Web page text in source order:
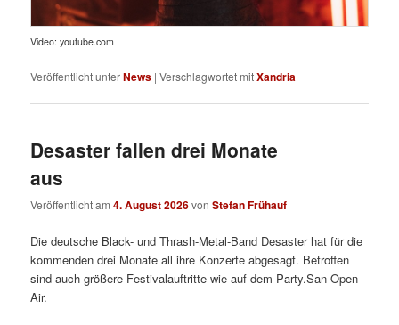
Video: youtube.com
Veröffentlicht unterNews |Verschlagwortet mitXandria
Desaster fallen drei Monate
aus
Veröffentlicht am4. August 2026vonStefan Frühauf
Die deutsche Black- und Thrash-Metal-Band Desaster hat für die
kommenden drei Monate all ihre Konzerte abgesagt. Betroffen
sind auch größere Festivalauftritte wie auf dem Party.San Open
Air.